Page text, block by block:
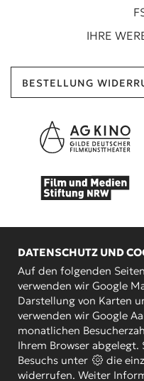
IHRE
BESTELLUNG
KOOPERATIONSPARTNER
DATENSCHUTZ UND
Auf den folgenden
verwenden wir Google
Darstellung von Karten
verwenden wir Google
monatlichen
Ihrem Browser abgelegt.
Besuchs unter
die
widerrufen. Weiter